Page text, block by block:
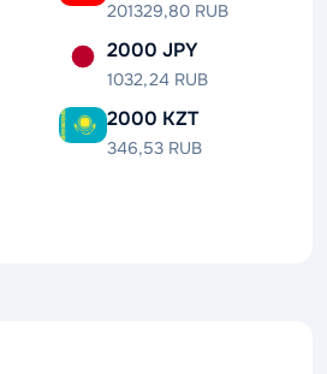
201329,80 RUB
2000 JPY
1032,24 RUB
2000 KZT
346,53 RUB